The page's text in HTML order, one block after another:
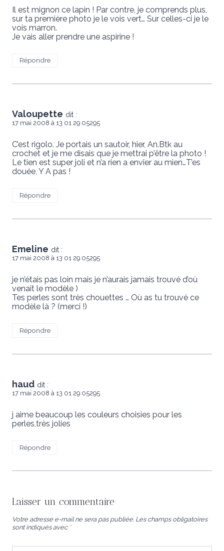
Il est mignon ce lapin ! Par contre, je comprends plus,
sur ta première photo je le vois vert… Sur celles-ci je le
vois marron.
Je vais aller prendre une aspirine !
Répondre
Valoupette dit :
17 mai 2008 à 13 01 29 05295
C’est rigolo. Je portais un sautoir, hier, An.Btk au
crochet et je me disais que je mettrai p’être la photo !
Le tien est super joli et n’a rien a envier au mien…T’es
douée, Y A pas !
Répondre
Emeline dit :
17 mai 2008 à 13 01 29 05295
je n’étais pas loin mais je n’aurais jamais trouvé d’où
venait le modèle )
Tes perles sont très chouettes … Où as tu trouvé ce
modèle là ? (merci !)
Répondre
haud dit :
17 mai 2008 à 13 01 29 05295
j aime beaucoup les couleurs choisies pour les
perles,très jolies
Répondre
Laisser un commentaire
Votre adresse e-mail ne sera pas publiée. Les champs obligatoires
sont indiqués avec *